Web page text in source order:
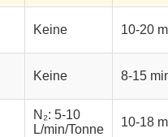
Keine 10-20
Keine 8-15
N₂: 5-10
L/min/Tonne
10-18